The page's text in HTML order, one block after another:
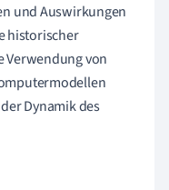
und Auswirkungen
historischer
Verwendung von
Dynamik des